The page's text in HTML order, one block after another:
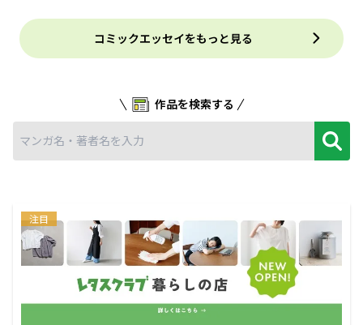
コミックエッセイをもっと見る
作品を検索する
注目